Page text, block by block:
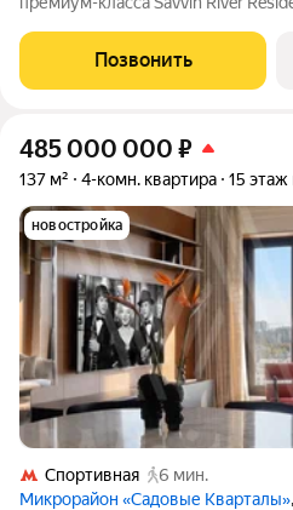
четвёртом этаже. Интерьер
Установлены системы
Позвонить
485 000 000 ₽
137 м² 4-комн. квартира 15 этаж
новостройка
Спортивная
6 мин.
Микрорайон «Садовые Кварталы»